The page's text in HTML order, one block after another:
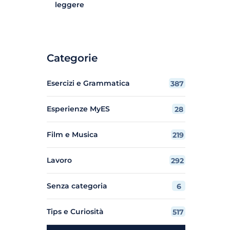
leggere
Categorie
Esercizi e Grammatica 387
Esperienze MyES 28
Film e Musica 219
Lavoro 292
Senza categoria 6
Tips e Curiosità 517